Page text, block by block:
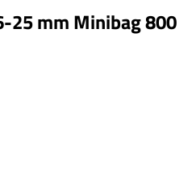
25 mm Minibag 800